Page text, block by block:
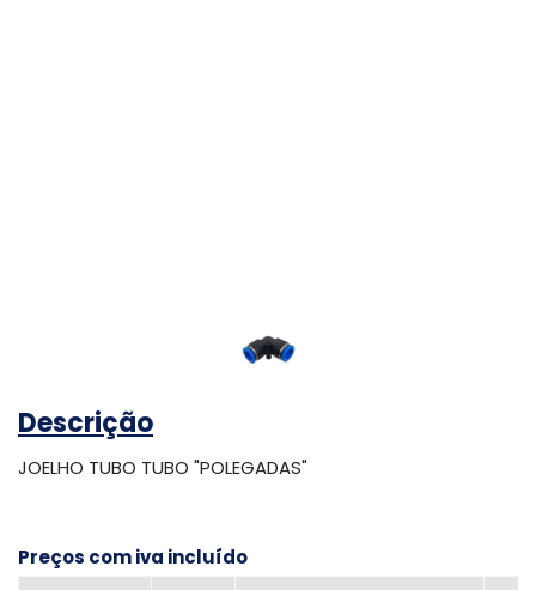
Descrição
JOELHO TUBO TUBO "POLEGADAS"
Preços com iva incluído